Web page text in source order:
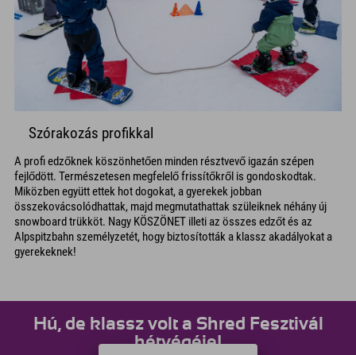
Szórakozás profikkal
A profi edzőknek köszönhetően minden résztvevő igazán szépen
fejlődött. Természetesen megfelelő frissítőkről is gondoskodtak.
Miközben együtt ettek hot dogokat, a gyerekek jobban
összekovácsolódhattak, majd megmutathattak szüleiknek néhány új
snowboard trükköt. Nagy KÖSZÖNET illeti az összes edzőt és az
Alpspitzbahn személyzetét, hogy biztosították a klassz akadályokat a
gyerekeknek!
Hú, de klassz volt a Shred Fesztivál
hétvégéje!